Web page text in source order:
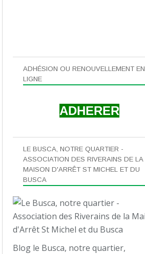
LE BUSCA, NOTRE QUARTIER -
ASSOCIATION DES RIVERAINS DE LA
MAISON D'ARRÊT ST MICHEL ET DU
BUSCA
Blog le Busca, notre quartier,
ADHÉSION OU RENOUVELLEMENT EN
LIGNE
ADHERER